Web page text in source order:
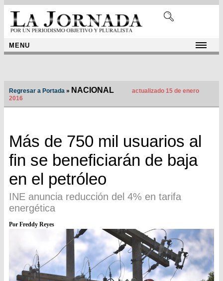
MENU
Regresar a Portada » NACIONAL
actualizado 15 de enero
2016
Más de 750 mil usuarios al
fin se beneficiarán de baja
en el petróleo
INE anuncia reducción del 4% en tarifa
energética
Por Freddy Reyes